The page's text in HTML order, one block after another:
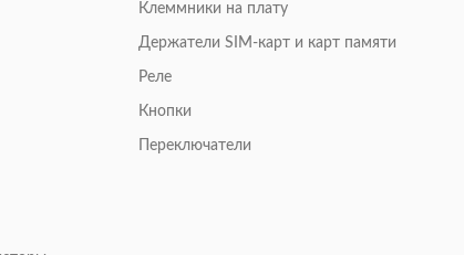
Клеммники на плату
Держатели SIM-карт и карт памяти
Реле
Кнопки
Переключатели